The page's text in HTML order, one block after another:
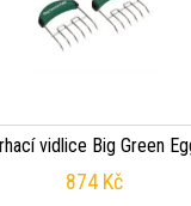
vidlice Big Green
874 Kč